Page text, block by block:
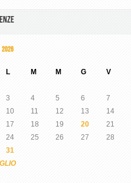
2026
L M M G V
3 4 5 6 7
10 11 12 13 14
17 18 19 20 21
24 25 26 27 28
31